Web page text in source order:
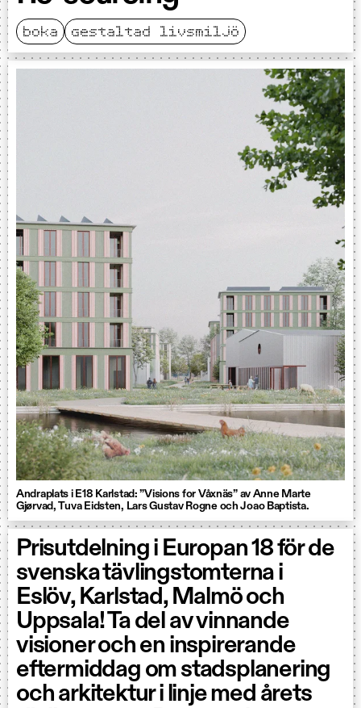
boka gestaltad livsmiljö
Andraplats i E18 Karlstad: ”Visions for Våxnäs” av Anne Marte
Gjørvad, Tuva Eidsten, Lars Gustav Rogne och Joao Baptista.
Prisutdelning i Europan 18 för de
svenska tävlingstomterna i
Eslöv, Karlstad, Malmö och
Uppsala! Ta del av vinnande
visioner och en inspirerande
eftermiddag om stadsplanering
och arkitektur i linje med årets